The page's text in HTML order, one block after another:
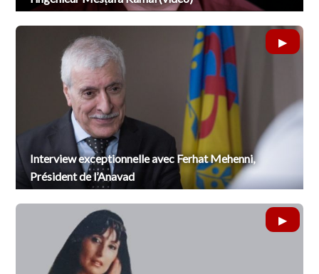
Interview exceptionnelle avec Ferhat Mehenni,
Président de l’Anavad